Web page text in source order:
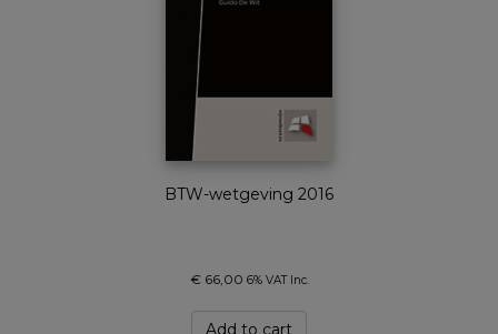
BTW-wetgeving 2016
€66,00 6% VAT Inc.
Add to cart